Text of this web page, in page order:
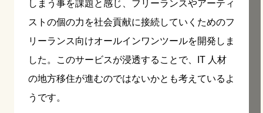
しまう事を課題と感じ、フリーランスやアーティ
ストの個の力を社会貢献に接続していくためのフ
リーランス向けオールインワンツールを開発しま
した。このサービスが浸透することで、IT 人材
の地方移住が進むのではないかとも考えているよ
うです。